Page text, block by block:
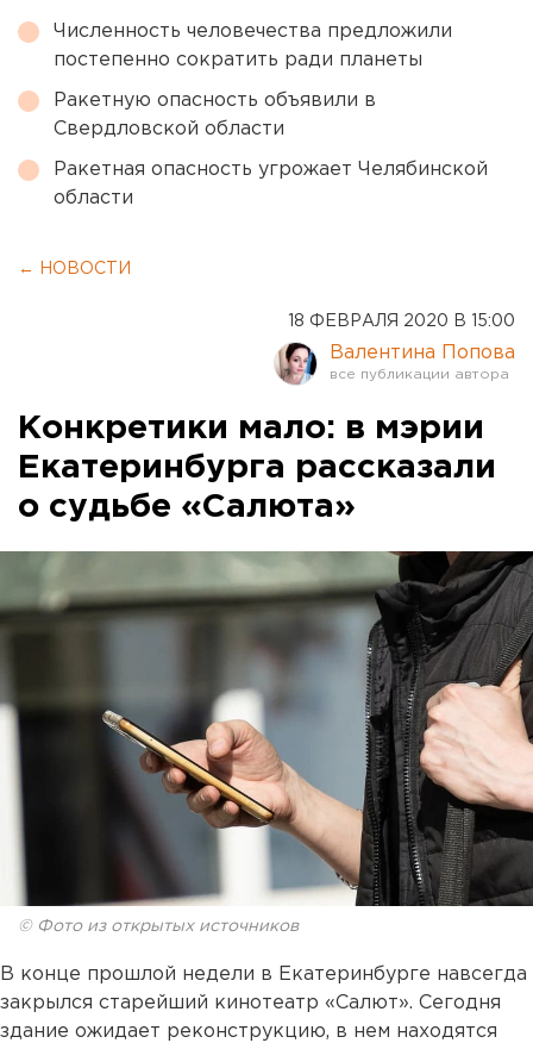
Численность человечества предложили
постепенно сократить ради планеты
Ракетную опасность объявили в
Свердловской области
Ракетная опасность угрожает Челябинской
области
← НОВОСТИ
18 ФЕВРАЛЯ 2020 В 15:00
Валентина Попова
Конкретики мало: в мэрии
Екатеринбурга рассказали
о судьбе «Салюта»
© Фото из открытых источников
В конце прошлой недели в Екатеринбурге навсегда
закрылся старейший кинотеатр «Салют». Сегодня
здание ожидает реконструкцию, в нем находятся